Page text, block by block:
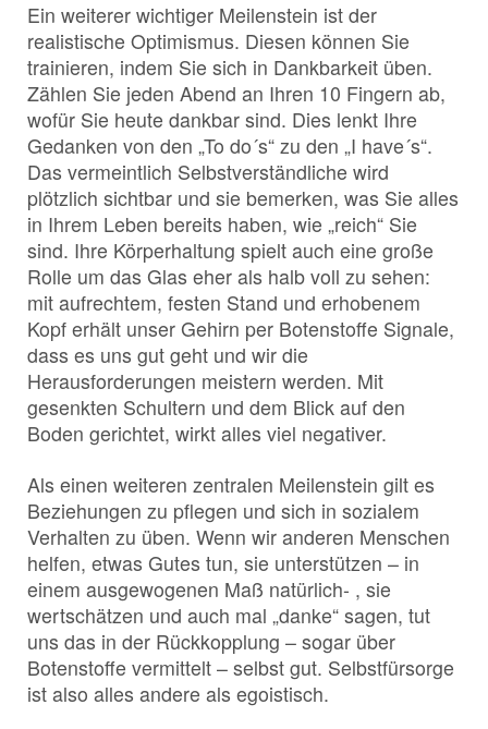
Ein weiterer wichtiger Meilenstein ist der
realistische Optimismus. Diesen können Sie
trainieren, indem Sie sich in Dankbarkeit üben.
Zählen Sie jeden Abend an Ihren 10 Fingern ab,
wofür Sie heute dankbar sind. Dies lenkt Ihre
Gedanken von den „To do´s“ zu den „I have´s“.
Das vermeintlich Selbstverständliche wird
plötzlich sichtbar und sie bemerken, was Sie alles
in Ihrem Leben bereits haben, wie „reich“ Sie
sind. Ihre Körperhaltung spielt auch eine große
Rolle um das Glas eher als halb voll zu sehen:
mit aufrechtem, festen Stand und erhobenem
Kopf erhält unser Gehirn per Botenstoffe Signale,
dass es uns gut geht und wir die
Herausforderungen meistern werden. Mit
gesenkten Schultern und dem Blick auf den
Boden gerichtet, wirkt alles viel negativer.
Als einen weiteren zentralen Meilenstein gilt es
Beziehungen zu pflegen und sich in sozialem
Verhalten zu üben. Wenn wir anderen Menschen
helfen, etwas Gutes tun, sie unterstützen – in
einem ausgewogenen Maß natürlich- , sie
wertschätzen und auch mal „danke“ sagen, tut
uns das in der Rückkopplung – sogar über
Botenstoffe vermittelt – selbst gut. Selbstfürsorge
ist also alles andere als egoistisch.